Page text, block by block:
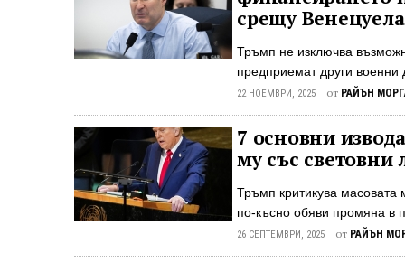
изчакване на идеалния
мисията като сложна и
загубим много
важна, но можехме да
срещу
Тръмп не изключва
предприемат други
Камарата на
президентът Доналд
Конгреса.
отстоява
военни действия.
война, не президентът",
в петък. "И това не е война,
22 НОЕМВРИ, 2025 от РАЙЪН
7 основни
му със световни
Тръмп критикува
по-късно обяви промяна в
Тръмп осъди масовата
26 СЕПТЕМВРИ, 2025 от РАЙЪН